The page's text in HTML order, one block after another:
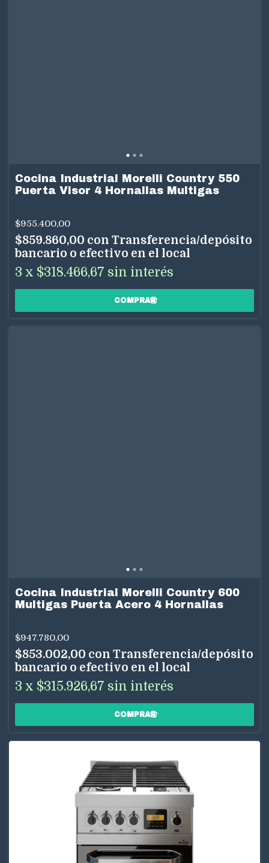
Cocina Industrial Morelli Country 550
Puerta Visor 4 Hornallas Multigas
$955.400,00
$859.860,00 con Transferencia/depósito
bancario o efectivo en el local
3 x $318.466,67 sin interés
Cocina Industrial Morelli Country 600
Multigas Puerta Acero 4 Hornallas
$947.780,00
$853.002,00 con Transferencia/depósito
bancario o efectivo en el local
3 x $315.926,67 sin interés